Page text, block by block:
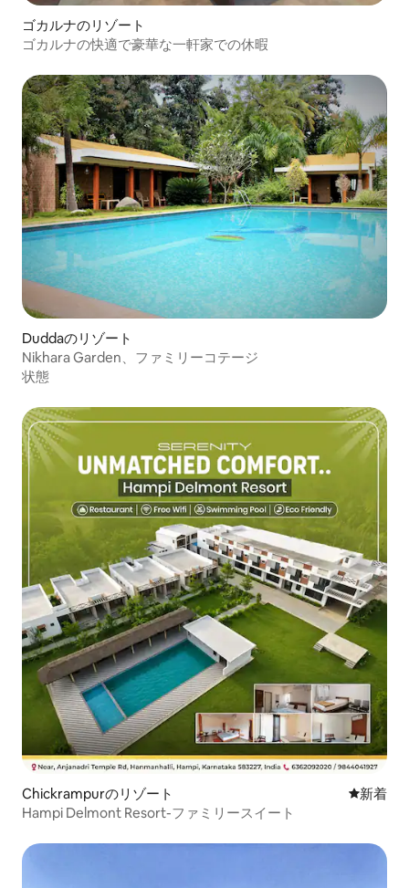
ゴカルナのリゾート
ゴカルナの快適で豪華な一軒家での休暇
Duddaのリゾート
Nikhara Garden、ファミリーコテージ
状態
Chickrampurのリゾート 新しい宿
新着
Hampi Delmont Resort-ファミリースイート